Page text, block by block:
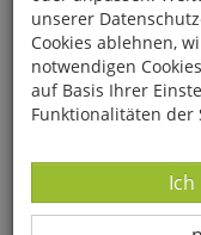
unserer
Cookies ablehnen,
notwendigen
auf Basis Ihrer
Funktionalitäten der